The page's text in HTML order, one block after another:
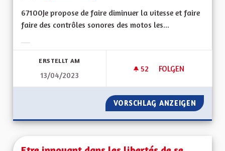
67100Je propose de faire diminuer la vitesse et faire
faire des contrôles sonores des motos les...
ERSTELLT AM
13/04/2023
52 52 FOLLOWER
FOLGEN
NUISANCES
VORSCHLAG ANZEIGEN